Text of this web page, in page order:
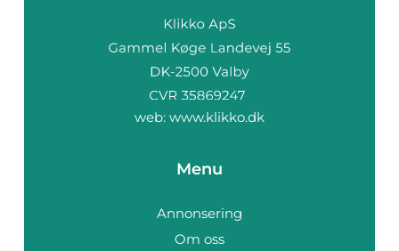
web: www.klikko.dk
Menu
Annonsering
Om oss